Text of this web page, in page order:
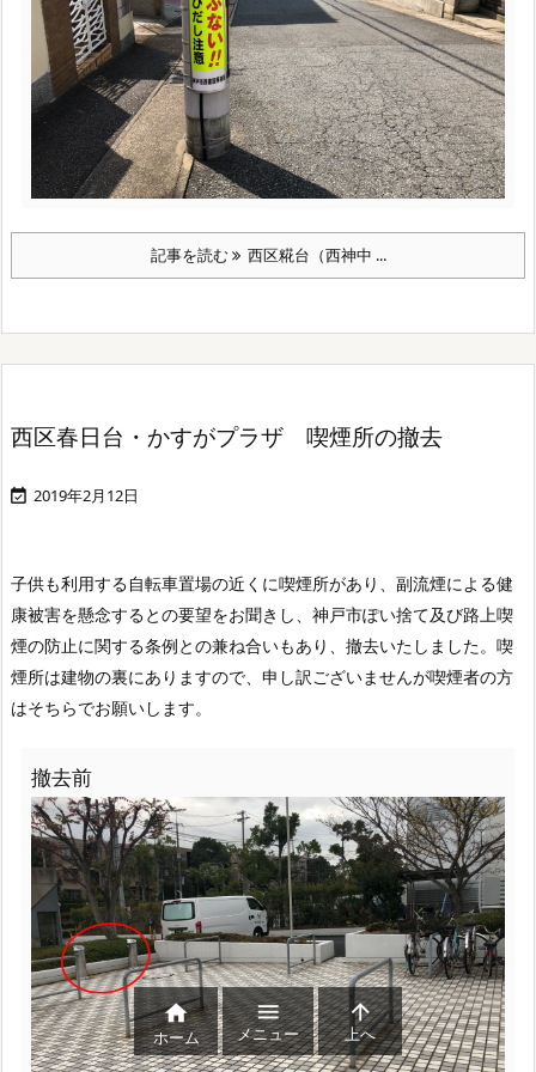
記事を読む 西区糀台（西神中 ...
西区春日台・かすがプラザ 喫煙所の撤去
 2019年2月12日
子供も利用する自転車置場の近くに喫煙所があり、副流煙による健
康被害を懸念するとの要望をお聞きし、神戸市ぽい捨て及び路上喫
煙の防止に関する条例との兼ね合いもあり、撤去いたしました。喫
煙所は建物の裏にありますので、申し訳ございませんが喫煙者の方
はそちらでお願いします。
撤去前

ホーム

メニュー

上へ